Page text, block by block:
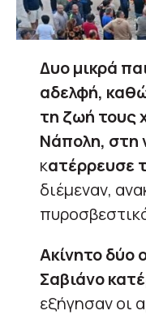
Δυο μικρά
αδελφή,
τη ζωή τους
Νάπολη, στη
κατέρρευσε
διέμεναν,
Ακίνητο δύο
Σαβιάνο
εξήγησαν οι